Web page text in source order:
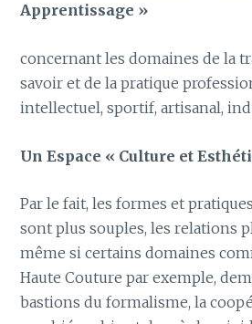
Apprentissage »
concernant les domaines de la
savoir et de la pratique
intellectuel, sportif, artisanal,
Un Espace « Culture et
Par le fait, les formes et
sont plus souples, les relations
même si certains domaines
Haute Couture par exemple,
bastions du formalisme, la